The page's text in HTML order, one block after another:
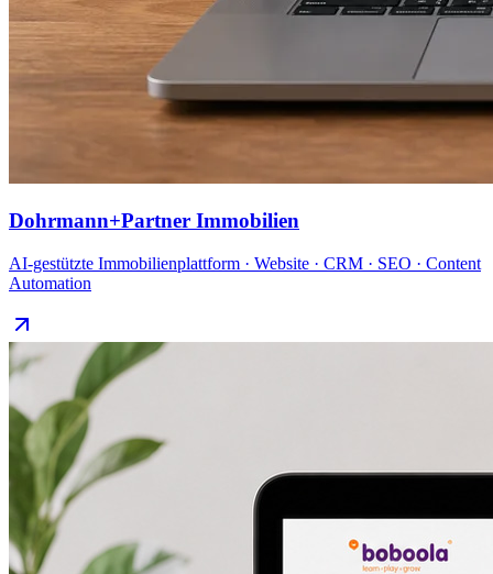
Dohrmann+Partner Immobilien
AI-gestützte Immobilienplattform · Website · CRM · SEO · Content
Automation